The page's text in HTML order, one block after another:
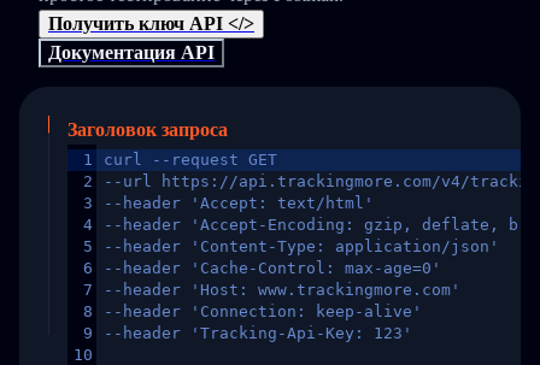
Получить ключ API </>
Документация API
Заголовок запроса
1
2
3
4
5
6
7
8
9
10
curl --request GET
--url https://api.trackingmore.com/v4/trackings/
--header 'Accept: text/html'
--header 'Accept-Encoding: gzip, deflate,
--header 'Content-Type: application/json'
--header 'Cache-Control: max-age=0'
--header 'Host: www.trackingmore.com'
--header 'Connection: keep-alive'
--header 'Tracking-Api-Key: 123'